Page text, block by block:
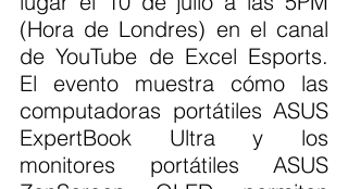
(Hora de Londres) en el canal
de YouTube de Excel Esports.
El evento muestra cómo las
computadoras portátiles ASUS
ExpertBook Ultra y los
monitores portátiles ASUS